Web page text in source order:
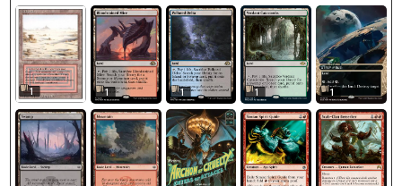
1 1 1 1 1